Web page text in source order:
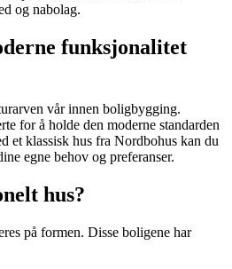
og nabolag.
funksjonalitet
vår innen boligbygging.
for å holde den moderne standarden
et klassisk hus fra Nordbohus kan du
egne behov og preferanser.
hus?
på formen. Disse boligene har